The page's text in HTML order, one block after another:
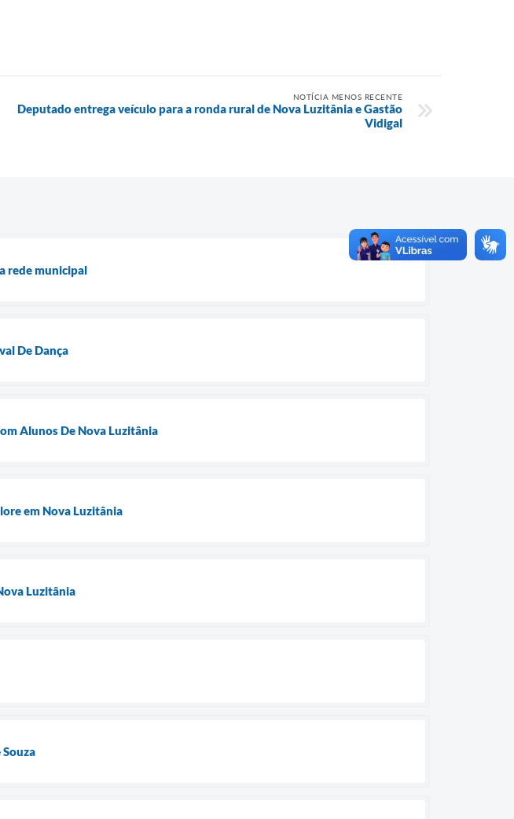
NOTÍCIA MENOS RECENTE
Deputado entrega veículo para a ronda rural de Nova Luzitânia e Gastão
Vidigal
rede municipal
De Dança
Alunos De Nova Luzitânia
em Nova Luzitânia
Luzitânia